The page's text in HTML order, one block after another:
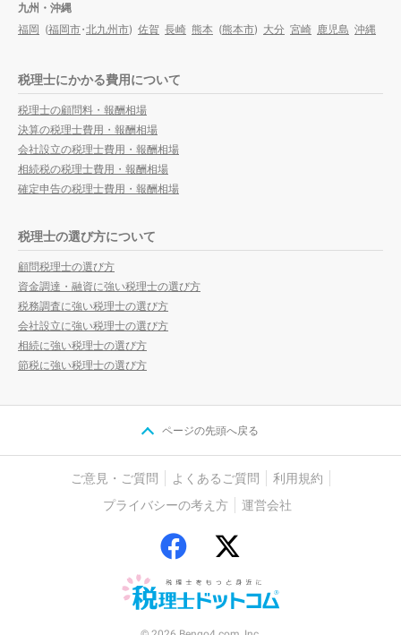
九州・沖縄
福岡 (福岡市・北九州市) 佐賀 長崎 熊本 (熊本市) 大分 宮崎 鹿児島 沖縄
税理士にかかる費用について
税理士の顧問料・報酬相場
決算の税理士費用・報酬相場
会社設立の税理士費用・報酬相場
相続税の税理士費用・報酬相場
確定申告の税理士費用・報酬相場
税理士の選び方について
顧問税理士の選び方
資金調達・融資に強い税理士の選び方
税務調査に強い税理士の選び方
会社設立に強い税理士の選び方
相続に強い税理士の選び方
節税に強い税理士の選び方
ページの先頭へ戻る
ご意見・ご質問 よくあるご質問
利用規約
プライバシーの考え方
運営会社